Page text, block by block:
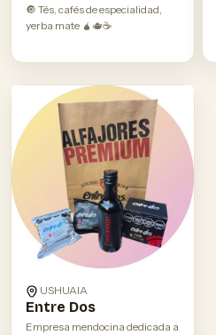
🔘 Tés, cafés de especialidad,
yerba mate 🧉🫖☕️
USHUAIA
Entre Dos
Empresa mendocina dedicada a